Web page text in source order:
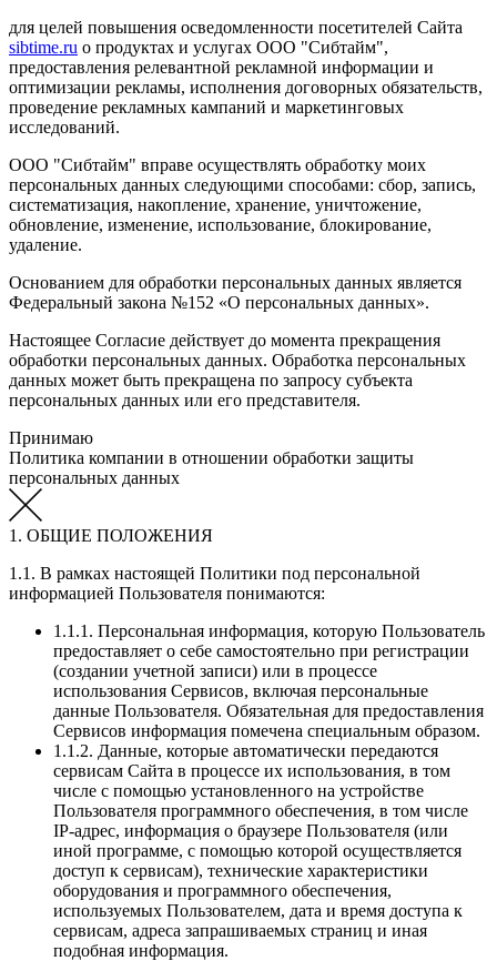
для целей повышения осведомленности посетителей Сайта
sibtime.ru о продуктах и услугах ООО "Сибтайм",
предоставления релевантной рекламной информации и
оптимизации рекламы, исполнения договорных обязательств,
проведение рекламных кампаний и маркетинговых
исследований.
ООО "Сибтайм" вправе осуществлять обработку моих
персональных данных следующими способами: сбор, запись,
систематизация, накопление, хранение, уничтожение,
обновление, изменение, использование, блокирование,
удаление.
Основанием для обработки персональных данных является
Федеральный закона №152 «О персональных данных».
Настоящее Согласие действует до момента прекращения
обработки персональных данных. Обработка персональных
данных может быть прекращена по запросу субъекта
персональных данных или его представителя.
Принимаю
Политика компании в отношении обработки защиты
персональных данных
1. ОБЩИЕ ПОЛОЖЕНИЯ
1.1. В рамках настоящей Политики под персональной
информацией Пользователя понимаются:
1.1.1. Персональная информация, которую Пользователь
предоставляет о себе самостоятельно при регистрации
(создании учетной записи) или в процессе
использования Сервисов, включая персональные
данные Пользователя. Обязательная для предоставления
Сервисов информация помечена специальным образом.
1.1.2. Данные, которые автоматически передаются
сервисам Сайта в процессе их использования, в том
числе с помощью установленного на устройстве
Пользователя программного обеспечения, в том числе
IP-адрес, информация о браузере Пользователя (или
иной программе, с помощью которой осуществляется
доступ к сервисам), технические характеристики
оборудования и программного обеспечения,
используемых Пользователем, дата и время доступа к
сервисам, адреса запрашиваемых страниц и иная
подобная информация.